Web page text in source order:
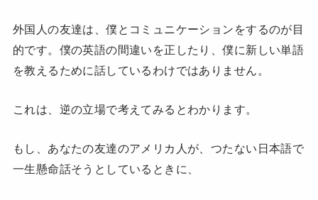
外国人の友達は、僕とコミュニケーションをするのが目
的です。僕の英語の間違いを正したり、僕に新しい単語
を教えるために話しているわけではありません。
これは、逆の立場で考えてみるとわかります。
もし、あなたの友達のアメリカ人が、つたない日本語で
一生懸命話そうとしているときに、